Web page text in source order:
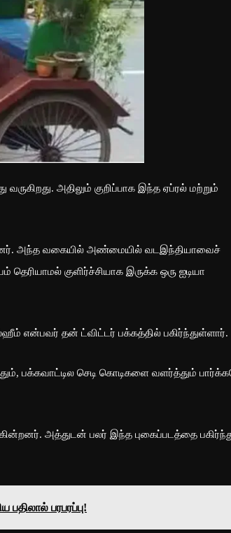
அதிலும் குறிப்பாக இந்த ஏப்ரல் மற்றும்
அந்த வகையில் அண்மையில் வடஇந்தியாவைச்
குளிர்ச்சியாக இருக்க ஒரு ஐடியா
என்பவர் தன் ட்விட்டர் பக்கத்தில் பகிர்ந்துள்ளார்.
பக்கவாட்டில செடி கொடிகளை வளர்த்தும்
அத்துடன் பலர் இந்த புகைப்படத்தை
பதிலால் பரபரப்பு!